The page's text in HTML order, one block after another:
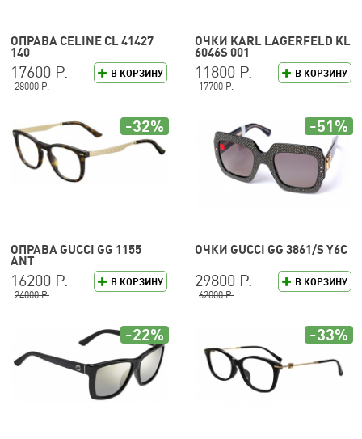
ОПРАВА CELINE CL 41427
140
В КОРЗИНУ
17600 Р.
28000 Р.
ОЧКИ KARL LAGERFELD KL
6046S 001
В КОРЗИНУ
11800 Р.
17700 Р.
ОПРАВА GUCCI GG 1155
ANT
В КОРЗИНУ
16200 Р.
24000 Р.
-32%
ОЧКИ GUCCI GG 3861/S Y6C
В КОРЗИНУ
29800 Р.
62000 Р.
-51%
-22% -33%